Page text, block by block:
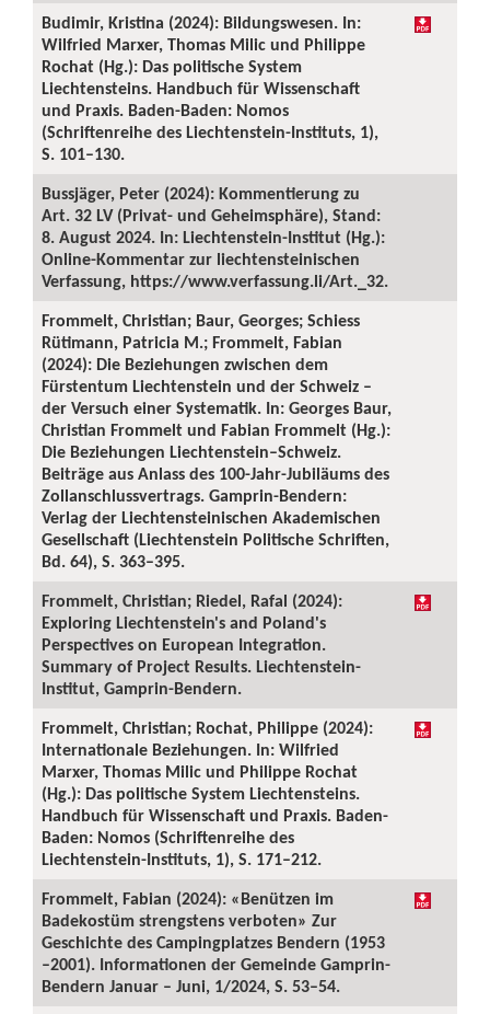
Budimir, Kristina (2024): Bildungswesen. In:
Wilfried Marxer, Thomas Milic und Philippe
Rochat (Hg.): Das politische System
Liechtensteins. Handbuch für Wissenschaft
und Praxis. Baden-Baden: Nomos
(Schriftenreihe des Liechtenstein-Instituts, 1),
S. 101–130.
Bussjäger, Peter (2024): Kommentierung zu
Art. 32 LV (Privat- und Geheimsphäre), Stand:
8. August 2024. In: Liechtenstein-Institut (Hg.):
Online-Kommentar zur liechtensteinischen
Verfassung, https://www.verfassung.li/Art._32.
Frommelt, Christian; Baur, Georges; Schiess
Rütimann, Patricia M.; Frommelt, Fabian
(2024): Die Beziehungen zwischen dem
Fürstentum Liechtenstein und der Schweiz –
der Versuch einer Systematik. In: Georges Baur,
Christian Frommelt und Fabian Frommelt (Hg.):
Die Beziehungen Liechtenstein–Schweiz.
Beiträge aus Anlass des 100-Jahr-Jubiläums des
Zollanschlussvertrags. Gamprin-Bendern:
Verlag der Liechtensteinischen Akademischen
Gesellschaft (Liechtenstein Politische Schriften,
Bd. 64), S. 363–395.
Frommelt, Christian; Riedel, Rafal (2024):
Exploring Liechtenstein's and Poland's
Perspectives on European Integration.
Summary of Project Results. Liechtenstein-
Institut, Gamprin-Bendern.
Frommelt, Christian; Rochat, Philippe (2024):
Internationale Beziehungen. In: Wilfried
Marxer, Thomas Milic und Philippe Rochat
(Hg.): Das politische System Liechtensteins.
Handbuch für Wissenschaft und Praxis. Baden-
Baden: Nomos (Schriftenreihe des
Liechtenstein-Instituts, 1), S. 171–212.
Frommelt, Fabian (2024): «Benützen im
Badekostüm strengstens verboten» Zur
Geschichte des Campingplatzes Bendern (1953
–2001). Informationen der Gemeinde Gamprin-
Bendern Januar – Juni, 1/2024, S. 53–54.